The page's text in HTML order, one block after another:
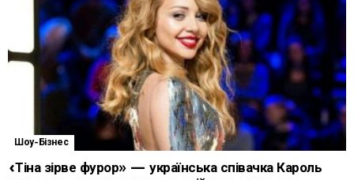
Шоу-Бізнес
«Тіна зірве фурор» — українська співачка Кароль